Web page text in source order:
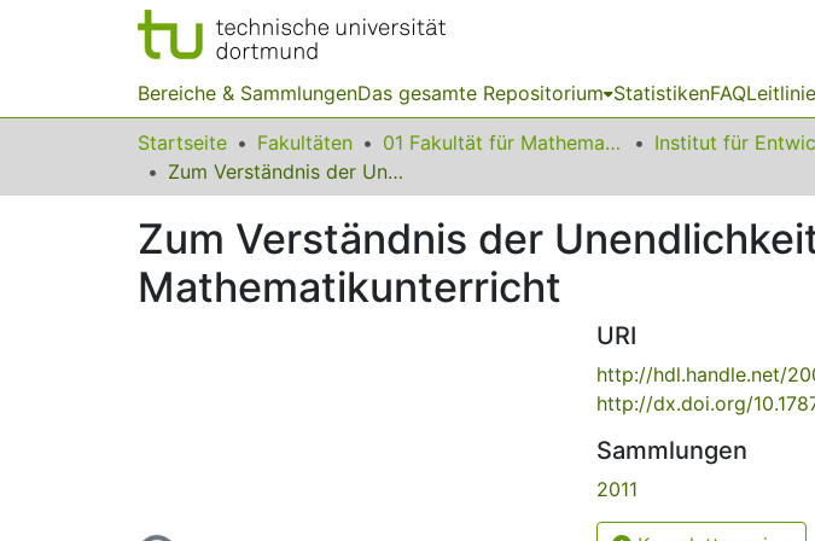
Bereiche & SammlungenDas gesamte Repositorium StatistikenFAQ
Startseite Fakultäten 01 Fakultät für Mathematik
Zum Verständnis der Unendlichkeitsbegriffs im Mathematikunterricht
Zum Verständnis der
Mathematikunterricht
URI
http://hdl.handle.net/
http://dx.doi.org/
Sammlungen
2011